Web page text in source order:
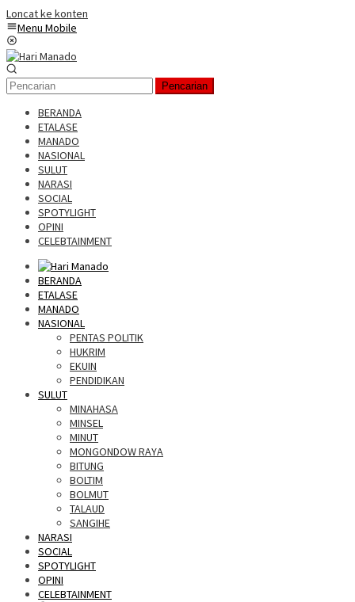
Loncat ke konten
Menu Mobile
Pencarian
BERANDA
ETALASE
MANADO
NASIONAL
SULUT
NARASI
SOCIAL
SPOTYLIGHT
OPINI
CELEBTAINMENT
BERANDA
ETALASE
MANADO
NASIONAL
PENTAS POLITIK
HUKRIM
EKUIN
PENDIDIKAN
SULUT
MINAHASA
MINSEL
MINUT
MONGONDOW RAYA
BITUNG
BOLTIM
BOLMUT
TALAUD
SANGIHE
NARASI
SOCIAL
SPOTYLIGHT
OPINI
CELEBTAINMENT